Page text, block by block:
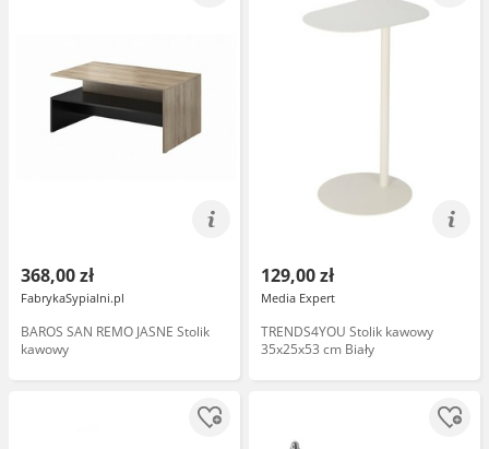
368,00 zł
FabrykaSypialni.pl
BAROS SAN REMO JASNE Stolik
kawowy
129,00 zł
Media Expert
TRENDS4YOU Stolik kawowy
35x25x53 cm Biały